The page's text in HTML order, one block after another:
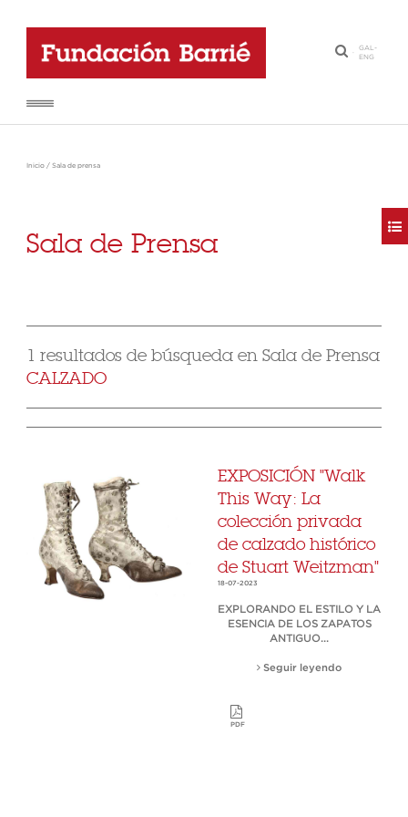
·
GAL-
ENG
Inicio / Sala de prensa
Sala de Prensa
1 resultados de búsqueda en Sala de Prensa
CALZADO
EXPOSICIÓN "Walk
This Way: La
colección privada
de calzado histórico
de Stuart Weitzman"
18-07-2023
EXPLORANDO EL ESTILO Y LA
ESENCIA DE LOS ZAPATOS
ANTIGUO...
Seguir leyendo
PDF